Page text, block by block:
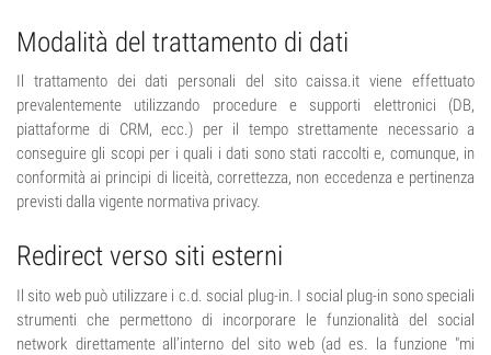
Modalità del trattamento di dati
Il trattamento dei dati personali del sito caissa.it viene effettuato
prevalentemente utilizzando procedure e supporti elettronici (DB,
piattaforme di CRM, ecc.) per il tempo strettamente necessario a
conseguire gli scopi per i quali i dati sono stati raccolti e, comunque, in
conformità ai principi di liceità, correttezza, non eccedenza e pertinenza
previsti dalla vigente normativa privacy.
Redirect verso siti esterni
Il sito web può utilizzare i c.d. social plug-in. I social plug-in sono speciali
strumenti che permettono di incorporare le funzionalità del social
network direttamente all’interno del sito web (ad es. la funzione "mi